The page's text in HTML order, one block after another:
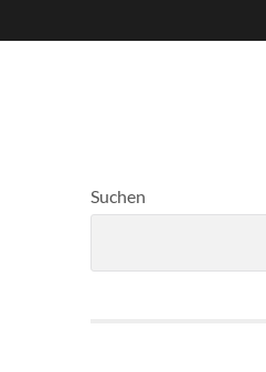
Suchen